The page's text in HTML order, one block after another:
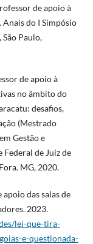
de apoio à
Anais do I Simpósio
Paulo,
de apoio à
no âmbito do
desafios,
(Mestrado
Gestão e
Federal de Juiz de
MG, 2020.
das salas de
2023.
lei-que-tira-
e-questionada-